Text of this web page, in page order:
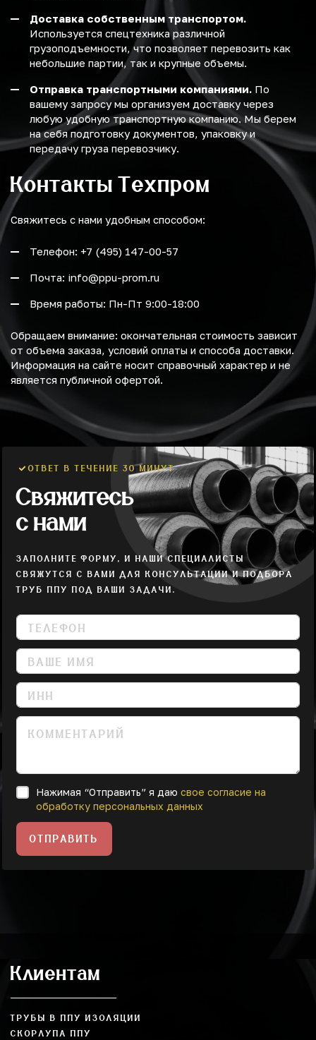
Доставка собственным транспортом.
Используется спецтехника различной
грузоподъемности, что позволяет перевозить как
небольшие партии, так и крупные объемы.
Отправка транспортными компаниями. По
вашему запросу мы организуем доставку через
любую удобную транспортную компанию. Мы берем
на себя подготовку документов, упаковку и
передачу груза перевозчику.
Контакты Техпром
Свяжитесь с нами удобным способом:
Телефон: +7 (495) 147-00-57
Почта: info@ppu-prom.ru
Время работы: Пн-Пт 9:00-18:00
Обращаем внимание: окончательная стоимость зависит
от объема заказа, условий оплаты и способа доставки.
Информация на сайте носит справочный характер и не
является публичной офертой.
ОТВЕТ В ТЕЧЕНИЕ 30 МИНУТ
Свяжитесь
с нами
ЗАПОЛНИТЕ ФОРМУ, И НАШИ СПЕЦИАЛИСТЫ
СВЯЖУТСЯ С ВАМИ ДЛЯ КОНСУЛЬТАЦИИ И ПОДБОРА
ТРУБ ППУ ПОД ВАШИ ЗАДАЧИ.
Нажимая “Отправить” я даю свое согласие на
обработку персональных данных
ОТПРАВИТЬ
Клиентам
ТРУБЫ В ППУ ИЗОЛЯЦИИ
СКОРЛУПА ППУ